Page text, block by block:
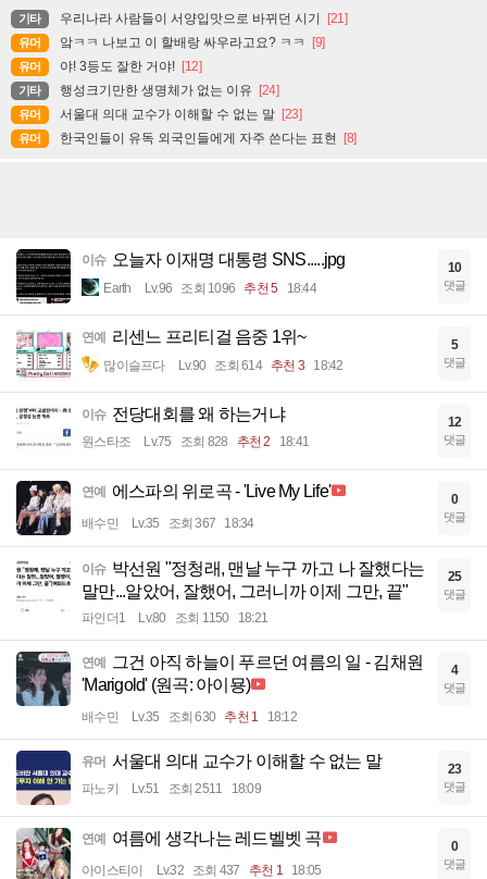
기타 우리나라 사람들이 서양입맛으로 바뀌던 시기 [21]
유머 앜ㅋㅋ 나보고 이 할배랑 싸우라고요? ㅋㅋ [9]
유머 야! 3등도 잘한 거야! [12]
기타 행성크기만한 생명체가 없는 이유 [24]
유머 서울대 의대 교수가 이해할 수 없는 말 [23]
유머 한국인들이 유독 외국인들에게 자주 쓴다는 표현 [8]
이슈 오늘자 이재명 대통령 SNS.....jpg
Earth Lv.96 조회 1096 추천 5 18:44
10
댓글
연예 리센느 프리티걸 음중 1위~
많이슬프다 Lv.90 조회 614 추천 3 18:42
5
댓글
이슈 전당대회를 왜 하는거냐
원스타조 Lv.75 조회 828 추천 2 18:41
12
댓글
연예 에스파의 위로곡 - 'Live My Life'
배수민 Lv.35 조회 367 18:34
0
댓글
이슈 박선원 "정청래, 맨날 누구 까고 나 잘했다는
말만...알았어, 잘했어, 그러니까 이제 그만, 끝"
파인더1 Lv.80 조회 1150 18:21
25
댓글
연예
그건 아직 하늘이 푸르던 여름의 일 - 김채원
'Marigold' (원곡: 아이묭)
배수민 Lv.35 조회 630 추천 1 18:12
4
댓글
유머 서울대 의대 교수가 이해할 수 없는 말
파노키 Lv.51 조회 2511 18:09
23
댓글
연예 여름에 생각나는 레드벨벳 곡
아이스티이 Lv.32 조회 437 추천 1 18:05
0
댓글